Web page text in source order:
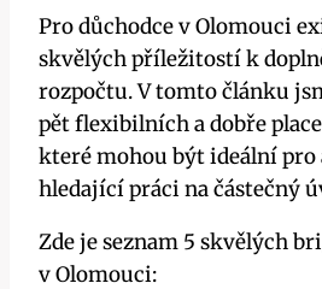
Pro důchodce v Olomouci
skvělých příležitostí k
rozpočtu. V tomto článku
pět flexibilních a dobře
které mohou být ideální
hledající práci na částečný
Zde je seznam 5 skvělých
v Olomouci: